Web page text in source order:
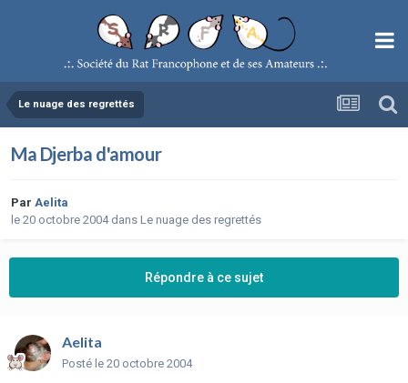
Le nuage des regrettés
Ma Djerba d'amour
Par Aelita
le 20 octobre 2004dans Le nuage des regrettés
Répondre à ce sujet
Aelita
Posté le 20 octobre 2004